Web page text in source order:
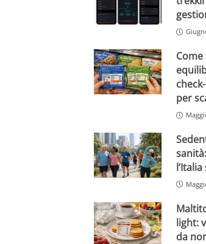
per
light:
da